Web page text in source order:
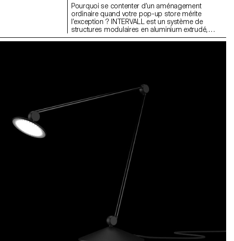
Pourquoi se contenter d’un aménagement
ordinaire quand votre pop-up store mérite
l’exception ? INTERVALL est un système de
structures modulaires en aluminium extrudé,
conçu pour les jeunes marques de vêtements qui
respectant l’univers de la marque. Démontable,
transportable et réutilisable, il fonctionne sur un
principe de location temporaire, limitant coûts et
contraintes. Plus qu’un dispositif fonctionnel,
INTERVALL se veut un support épuré et élégant,
pour sublimer l’univers des marques émergentes.